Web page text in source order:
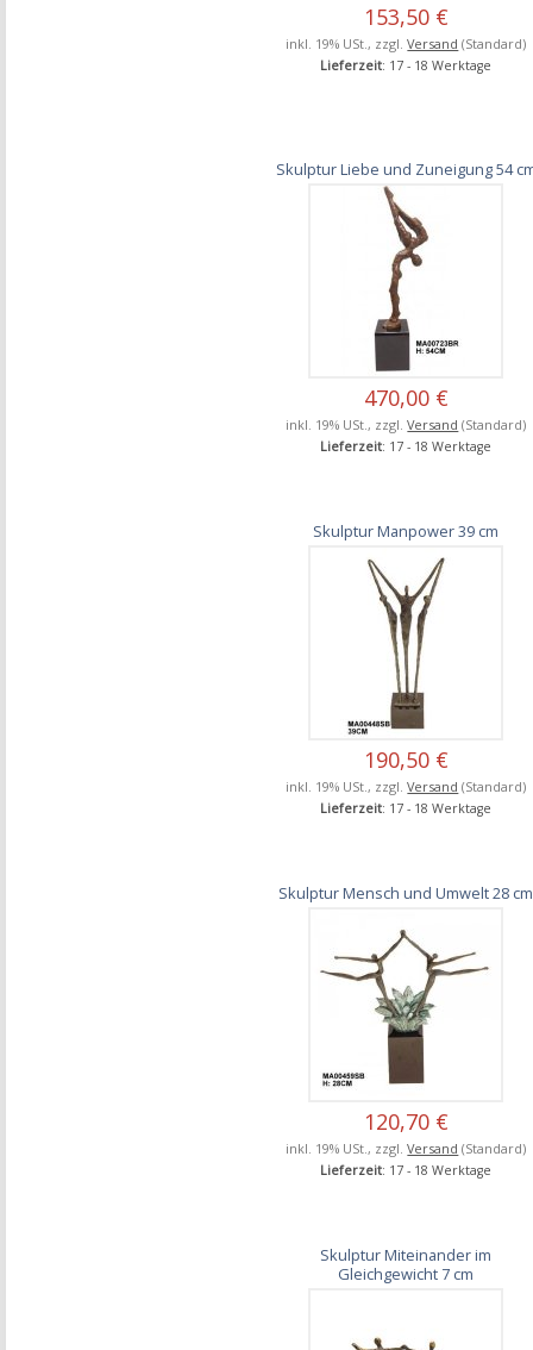
153,50 €
inkl. 19% USt., zzgl.Versand (Standard)
Lieferzeit: 17 - 18 Werktage
Skulptur Liebe und Zuneigung 54
470,00 €
inkl. 19% USt., zzgl.Versand (Standard)
Lieferzeit: 17 - 18 Werktage
Skulptur Manpower 39 cm
190,50 €
inkl. 19% USt., zzgl.Versand (Standard)
Lieferzeit: 17 - 18 Werktage
Skulptur Mensch und Umwelt 28 cm
120,70 €
inkl. 19% USt., zzgl.Versand (Standard)
Lieferzeit: 17 - 18 Werktage
Skulptur Miteinander im
Gleichgewicht 7 cm